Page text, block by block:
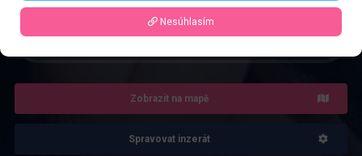
4.0 Recenze: 1
Zobrazit na mapě
Spravovat inzerát
Nesúhlasím